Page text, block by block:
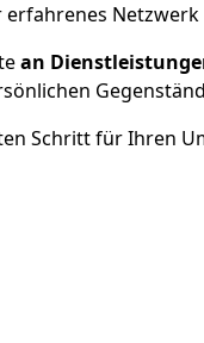
erfahrenes
an
Schritt für Ihren